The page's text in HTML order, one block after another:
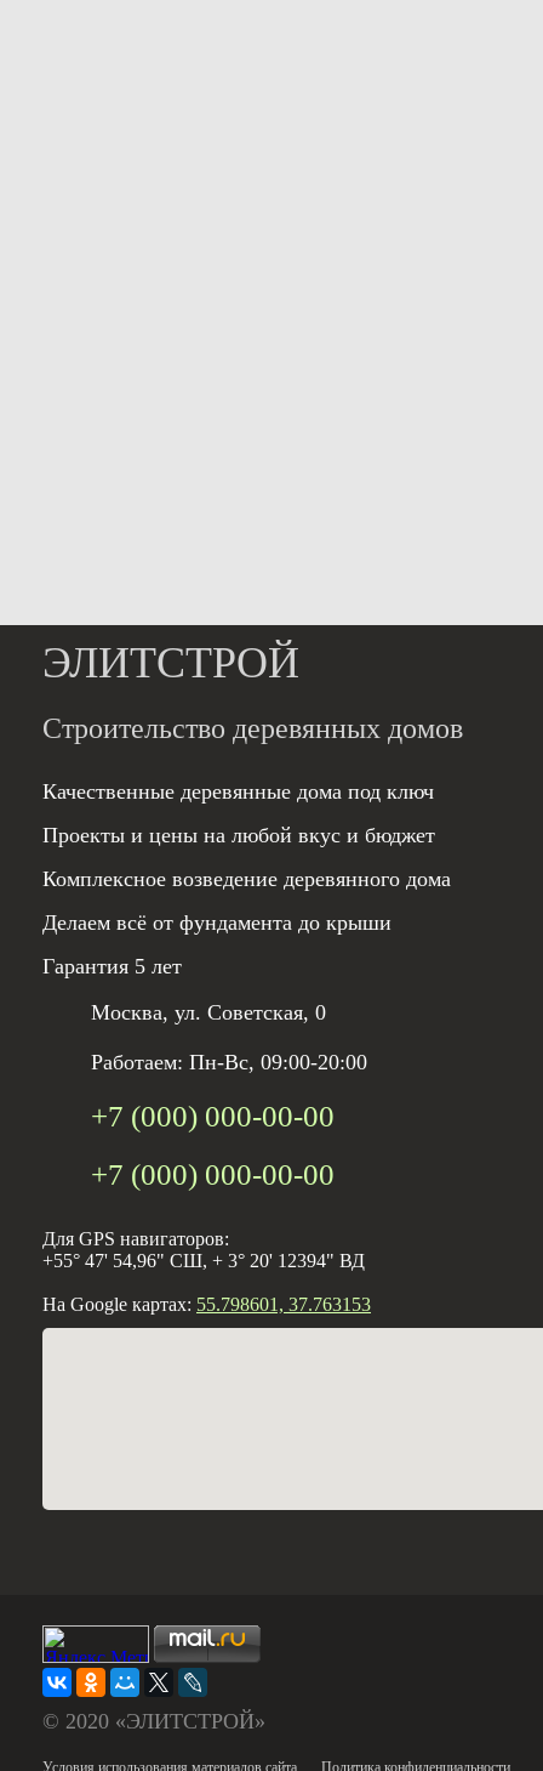
ЭЛИТСТРОЙ
Строительство деревянных домов
Качественные деревянные дома под ключ
Проекты и цены на любой вкус и бюджет
Комплексное возведение деревянного дома
Делаем всё от фундамента до крыши
Гарантия 5 лет
Москва, ул. Советская, 0
Работаем: Пн-Вс, 09:00-20:00
+7 (000) 000-00-00
+7 (000) 000-00-00
Для GPS навигаторов:
+55° 47' 54,96" СШ, + 3° 20' 12394" ВД
На Google картах: 55.798601, 37.763153
© 2020 «ЭЛИТСТРОЙ»
Условия использования материалов сайта Политика конфиденциальности